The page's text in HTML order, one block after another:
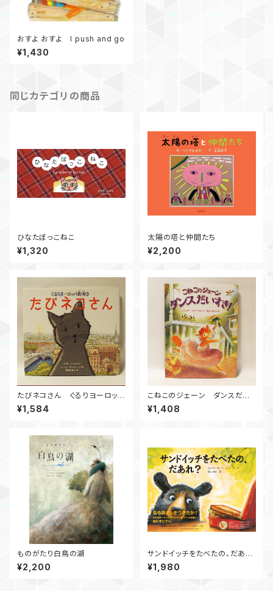
おすよ おすよ I push and go
¥1,430
同じカテゴリの商品
ひなたぼっこねこ
¥1,320
太陽の塔と仲間たち
¥2,200
たびネコさん ぐるりヨーロッパ
街歩き
¥1,584
こねこのジェーン ダンスだい
すき！
¥1,408
ものがたり白鳥の湖
¥2,200
サンドイッチをたべたの、だあ
れ？
¥1,980